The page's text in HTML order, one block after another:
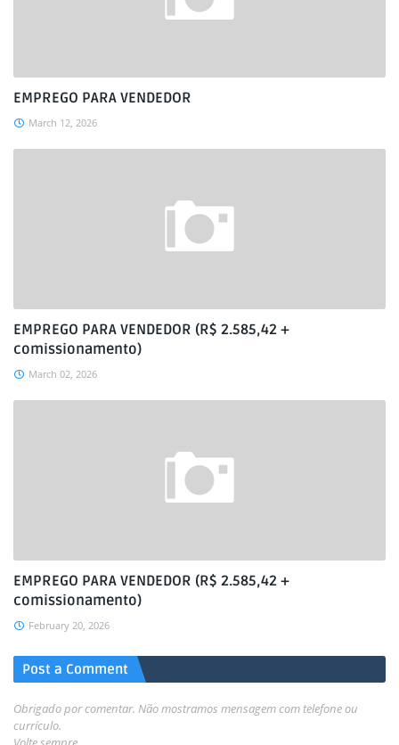
EMPREGO PARA VENDEDOR
March 12, 2026
EMPREGO PARA VENDEDOR (R$ 2.585,42 +
comissionamento)
March 02, 2026
EMPREGO PARA VENDEDOR (R$ 2.585,42 +
comissionamento)
February 20, 2026
Post a Comment
Obrigado por comentar. Não mostramos mensagem com telefone ou
currículo.